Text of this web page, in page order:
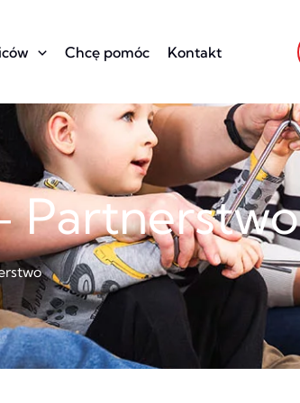
Chcę pomóc Kontakt
Partnerstwo